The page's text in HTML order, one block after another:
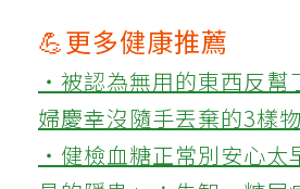
💪更多健康推薦
‧被認為無用的東西反幫
婦慶幸沒隨手丟棄的3樣
‧健檢血糖正常別安心太